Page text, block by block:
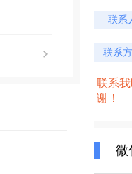
联系
联系
联系
谢！
微